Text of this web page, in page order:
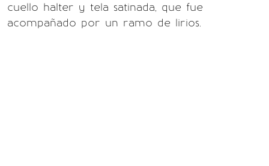
cuello halter y tela satinada, que fue
acompañado por un ramo de lirios.